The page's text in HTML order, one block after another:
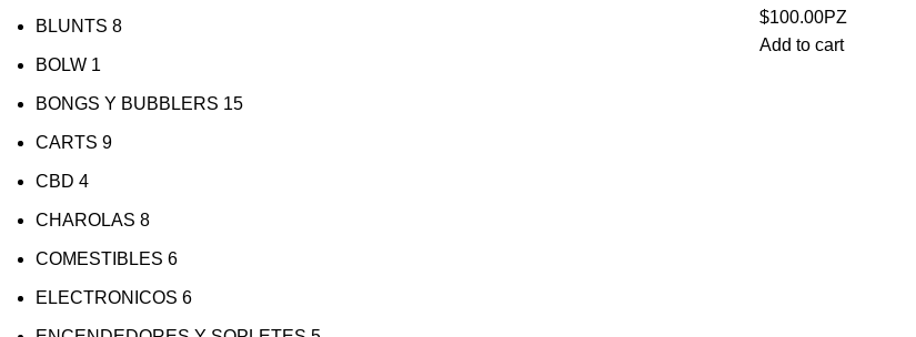
BLUNTS 8
BOLW 1
BONGS Y BUBBLERS 15
CARTS 9
CBD 4
CHAROLAS 8
COMESTIBLES 6
ELECTRONICOS 6
$100.00PZ
Add to cart